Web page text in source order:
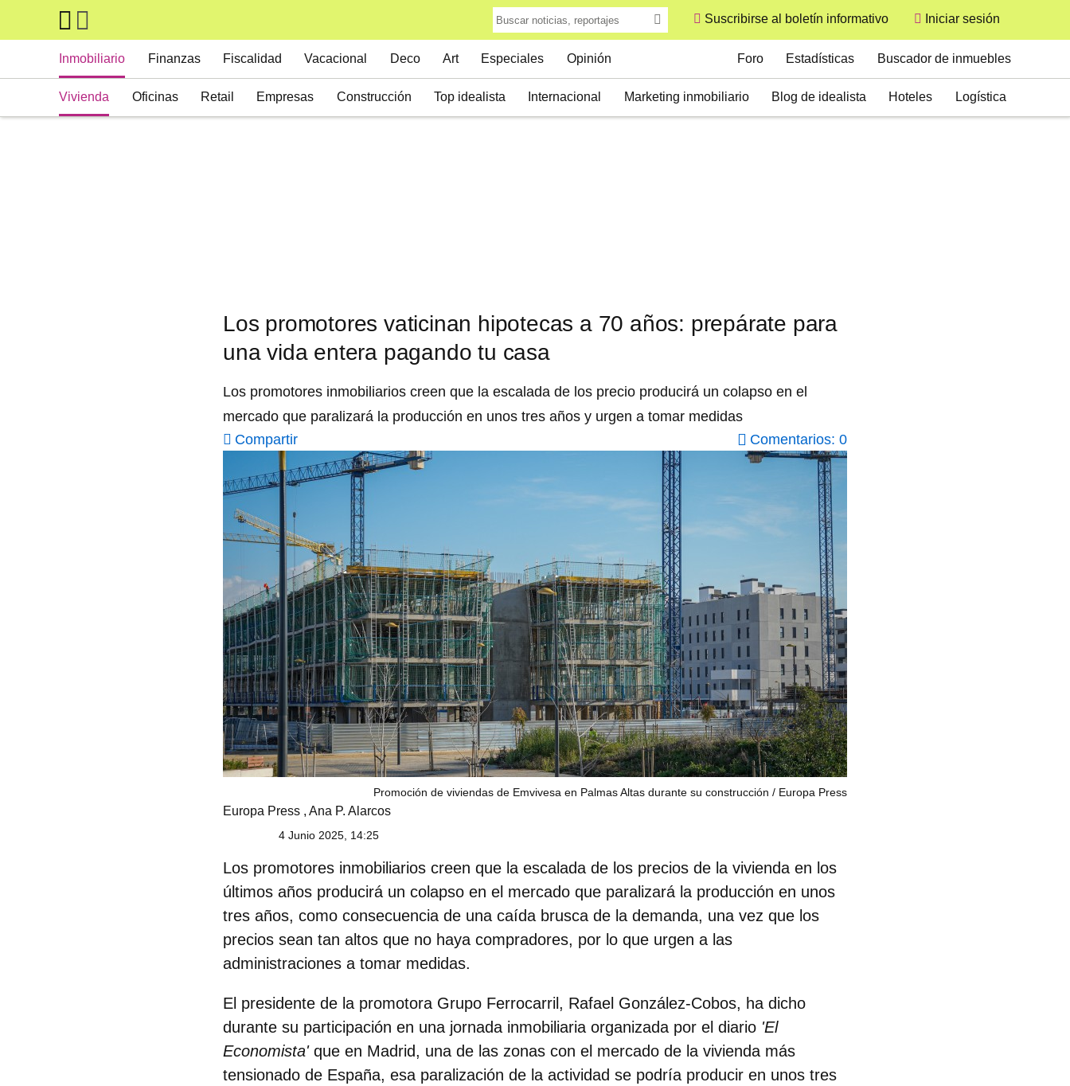
Skip to main content
Suscribirse al boletín informativo
User
Iniciar sesión
Inmobiliario
Vivienda Oficinas Retail Empresas Construcción Top idealista Internacional Marketing inmobiliario Blog de idealista Hoteles Logística
Finanzas Fiscalidad Vacacional Deco Art Especiales Opinión Foro Estadísticas Buscador de inmuebles
Los promotores vaticinan hipotecas a 70 años: prepárate para
una vida entera pagando tu casa
Los promotores inmobiliarios creen que la escalada de los precio producirá un colapso en el
mercado que paralizará la producción en unos tres años y urgen a tomar medidas
Compartir
Comentarios: 0
Promoción de viviendas de Emvivesa en Palmas Altas durante su construcción Europa Press
Europa Press , Ana P. Alarcos
4 Junio 2025, 14:25
Los promotores inmobiliarios creen que la escalada de los precios de la vivienda en los
últimos años producirá un colapso en el mercado que paralizará la producción en unos
tres años, como consecuencia de una caída brusca de la demanda, una vez que los
precios sean tan altos que no haya compradores, por lo que urgen a las
administraciones a tomar medidas.
El presidente de la promotora Grupo Ferrocarril, Rafael González-Cobos, ha dicho
durante su participación en una jornada inmobiliaria organizada por el diario 'El
Economista'que en Madrid, una de las zonas con el mercado de la vivienda más
tensionado de España, esa paralización de la actividad se podría producir en unos tres